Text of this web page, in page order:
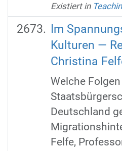
Existiert in
Im
Kulturen —
Christina
Welche
Deutschland
Felfe,